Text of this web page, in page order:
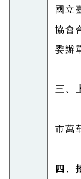
國立
協會
委辦
三、
國
市萬
四、